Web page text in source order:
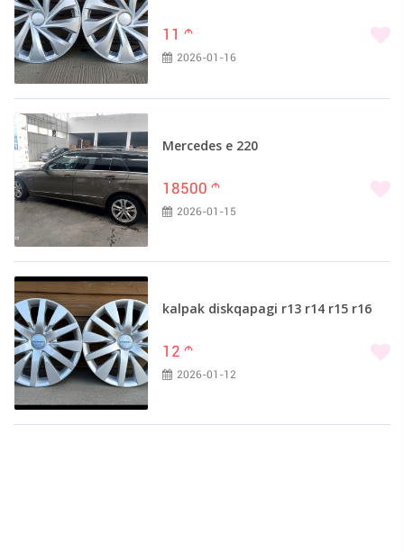
11 m
2026-01-16
Mercedes e 220
18500 m
2026-01-15
kalpak diskqapagi r13 r14 r15 r16
12 m
2026-01-12